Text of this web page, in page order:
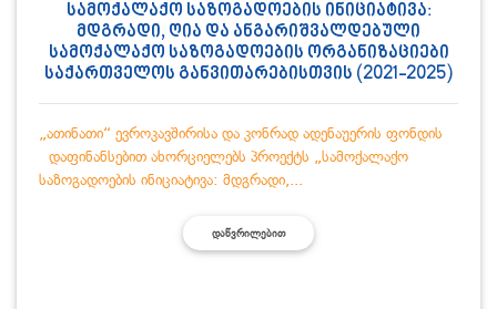
სამოქალაქო საზოგადოების ინიციატივა:
მდგრადი, ღია და ანგარიშვალდებული
სამოქალაქო საზოგადოების ორგანიზაციები
საქართველოს განვითარებისთვის (2021-2025)
„ათინათი“ ევროკავშირისა და კონრად ადენაუერის ფონდის
დაფინანსებით ახორციელებს პროექტს „სამოქალაქო
საზოგადოების ინიციატივა: მდგრადი,...
ᲓᲐᲬᲕᲠᲘᲚᲔᲑᲘᲗ